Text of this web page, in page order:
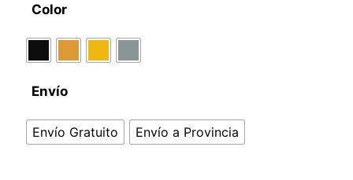
Color
Envío
Envío Gratuito Envío a Provincia